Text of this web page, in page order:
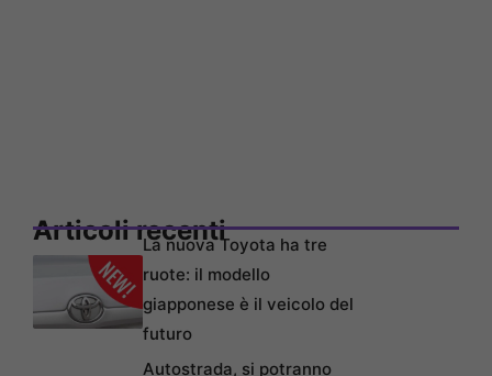
Articoli recentiLa nuova Toyota ha tre
ruote: il modello
giapponese è il veicolo del
futuro
Autostrada, si potranno